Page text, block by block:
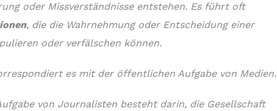
oder Missverständnisse entstehen. Es führt oft
, die die Wahrnehmung oder Entscheidung einer
oder verfälschen können.
es mit der öffentlichen Aufgabe von Medien.
von Journalisten besteht darin, die Gesellschaft